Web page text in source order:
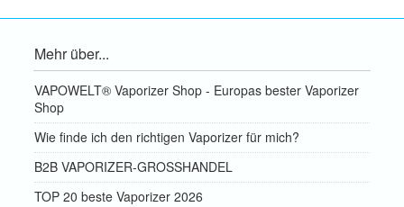
Mehr über...
VAPOWELT® Vaporizer Shop - Europas bester Vaporizer
Shop
Wie finde ich den richtigen Vaporizer für mich?
B2B VAPORIZER-GROSSHANDEL
TOP 20 beste Vaporizer 2026